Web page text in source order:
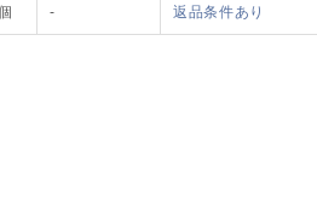
- 返品条件あり